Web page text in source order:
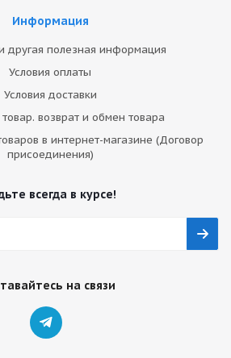
Информация
другая полезная информация
Условия оплаты
Условия доставки
возврат и обмен товара
в интернет-магазине (Договор
присоединения)
всегда в курсе!
на связи